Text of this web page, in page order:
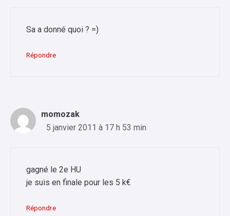
Sa a donné quoi ? =)
Répondre
momozak
5 janvier 2011 à 17 h 53 min
gagné le 2e HU
je suis en finale pour les 5 k€
Répondre